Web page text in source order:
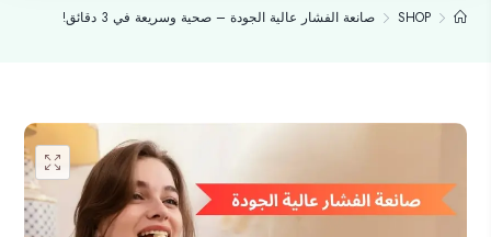
SHOP صانعة الفشار عالية الجودة – صحية وسريعة في 3 دقائق!
Add to wishlist